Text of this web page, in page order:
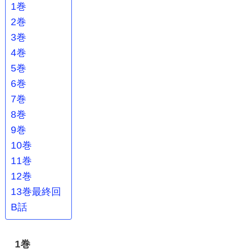
1巻
2巻
3巻
4巻
5巻
6巻
7巻
8巻
9巻
10巻
11巻
12巻
13巻最終回
B話
1巻